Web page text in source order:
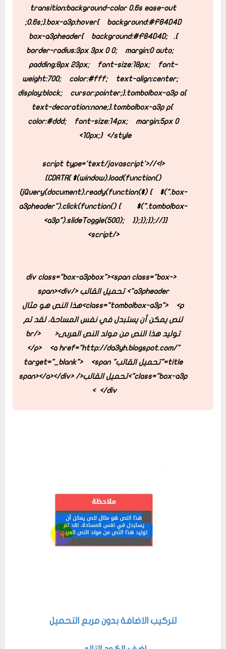
transition:background-color 0.6s ease-out
0.6s;}.box-a3p:hover{background:#F84D4D;
}
.box-a3pheader{
background:#F84D4D;
border-radius:3px 3px 0 0;margin:0 auto;
padding:8px 23px;font-size:18px;font-
weight:700;color:#fff;text-align:center;
display:block;cursor:pointer;}.tombolbox-a3p a{
text-decoration:none;}.tombolbox-a3p p{
color:#ddd;font-size:14px;margin:5px 0
10px;}</style>
<script type='text/javascript'>//<!
[CDATA[$(window).load(function()
{jQuery(document).ready(function($) {$(".box-
a3pheader").click(function() {$(".tombolbox-
a3p").slideToggle(500);});});});//]]>
</script>
<div class="box-a3pbox">
<span class="box-
a3pheader"> تحميل القالب </span>
<div
class="tombolbox-a3p"><p>هذا النص هو مثال
لنص يمكن أن يستبدل في نفس المساحة، لقد تم
توليد هذا النص من مولد النص العربى<br/>
</p><a href="http://da3yh.blogspot.com/"
title="تحميل القالب" target="_blank">
<span
class="box-a3p">تحميل القالب</span></a>
</div>
</div>
لتركيب الاضافة بدون مربع التحميل